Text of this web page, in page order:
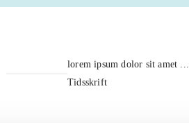
lorem ipsum dolor sit amet ...
Tidsskrift